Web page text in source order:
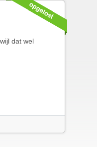
dat wel